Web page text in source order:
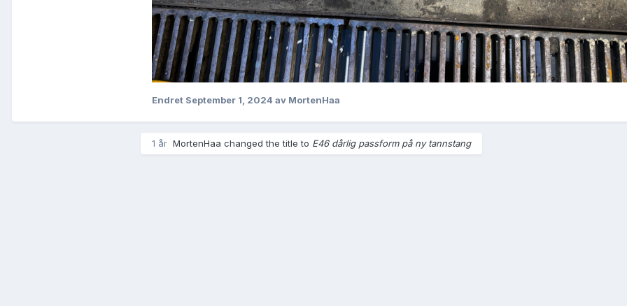
Endret September 1, 2024 av MortenHaa
1 år MortenHaa changed the title to E46 dårlig passform på ny tannstang